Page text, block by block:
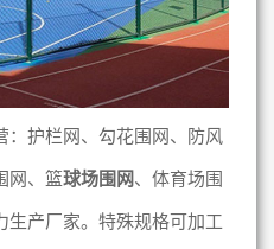
：护栏网、勾花围 网、防风
网、篮球场围网、体育场围
生产厂家。特殊规格可加工